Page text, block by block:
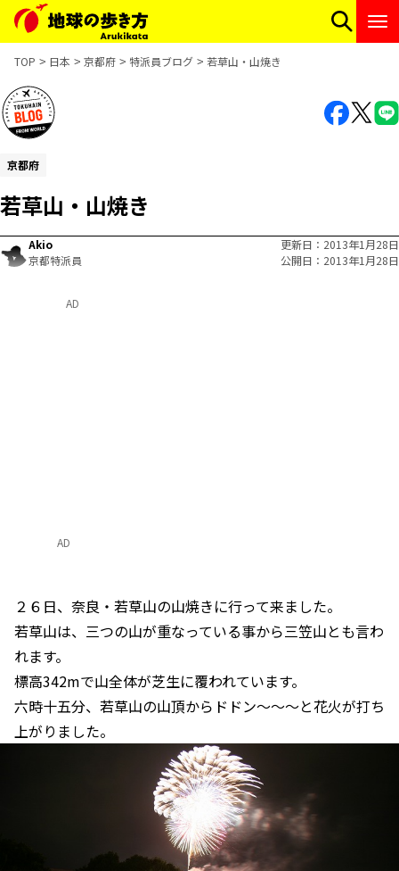
TOP 日本 京都府 特派員ブログ 若草山・山焼き
京都府
若草山・山焼き
Akio
京都特派員
更新日
2013年1月28日
公開日
2013年1月28日
AD
２６日、奈良・若草山の山焼きに行って来ました。
若草山は、三つの山が重なっている事から三笠山とも言わ
れます。
標高342mで山全体が芝生に覆われています。
六時十五分、若草山の山頂からドドン～～～と花火が打ち
上がりました。
AD